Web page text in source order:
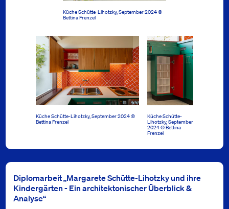
Küche Schütte-Lihotzky, September 2024 ©
Bettina Frenzel
Küche Schütte-Lihotzky, September 2024 ©
Bettina Frenzel
Küche Schütte-
Lihotzky, September
2024 © Bettina
Frenzel
Diplomarbeit „Margarete Schütte-Lihotzky und ihre
Kindergärten - Ein architektonischer Überblick &
Analyse“